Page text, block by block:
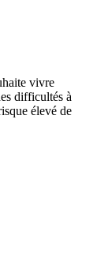
vivre
difficultés à
élevé de